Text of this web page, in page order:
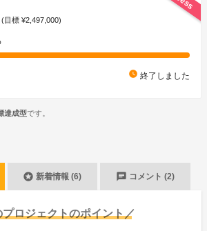
(目標 ¥2,497,000)
watch_later 終了しました
達成型です。
stars 新着情報 (6) chat コメント (2)
プロジェクトのポイント／